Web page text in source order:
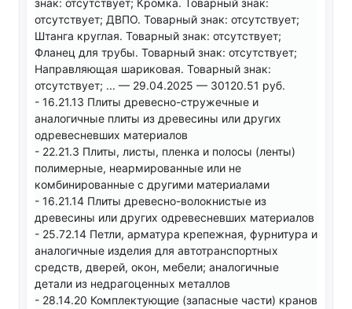
знак: отсутствует; Кромка. Товарный знак:
отсутствует; ДВПО. Товарный знак: отсутствует;
Штанга круглая. Товарный знак: отсутствует;
Фланец для трубы. Товарный знак: отсутствует;
Направляющая шариковая. Товарный знак:
отсутствует; ... — 29.04.2025 — 30120.51 руб.
- 16.21.13 Плиты древесно-стружечные и
аналогичные плиты из древесины или других
одревесневших материалов
- 22.21.3 Плиты, листы, пленка и полосы (ленты)
полимерные, неармированные или не
комбинированные с другими материалами
- 16.21.14 Плиты древесно-волокнистые из
древесины или других одревесневших материалов
- 25.72.14 Петли, арматура крепежная, фурнитура и
аналогичные изделия для автотранспортных
средств, дверей, окон, мебели; аналогичные
детали из недрагоценных металлов
- 28.14.20 Комплектующие (запасные части) кранов